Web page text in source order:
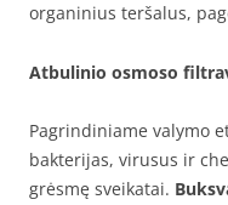
organinius teršalus,
Atbulinio osmoso
Pagrindiniame valymo
bakterijas, virusus ir
grėsmę sveikatai.